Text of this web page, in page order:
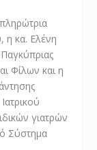
η κα. Ελένη
Φίλων και η
γιατρών
Σύστημα